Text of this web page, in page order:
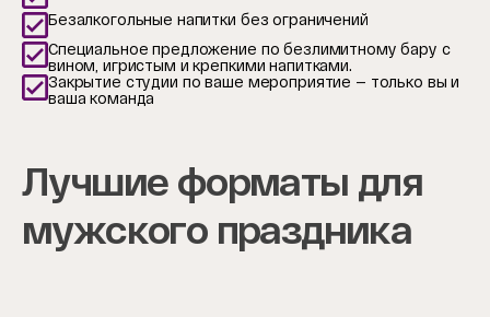
Безалкогольные напитки без ограничений
Специальное предложение по безлимитному бару с
вином, игристым и крепкими напитками.
Закрытие студии по ваше мероприятие — только вы и
ваша команда
Лучшие форматы для
мужского праздника